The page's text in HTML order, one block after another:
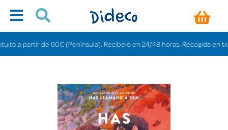
a partir de 60€ (Península). Recíbelo en 24/48 horas. Recogida en